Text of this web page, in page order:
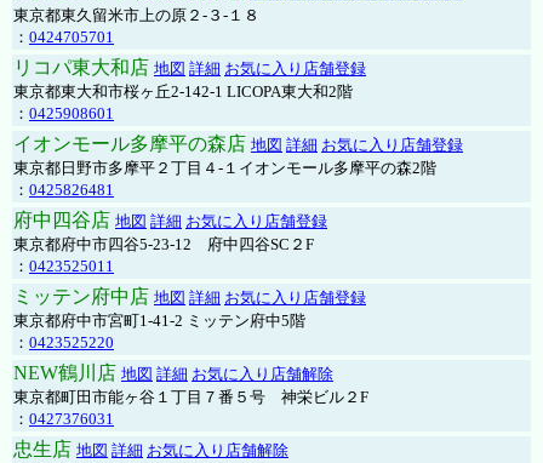
東京都東久留米市上の原２-３-１８
： 0424705701
リコパ東大和店 地図 詳細 お気に入り店舗登録
東京都東大和市桜ヶ丘2-142-1 LICOPA東大和2階
： 0425908601
イオンモール多摩平の森店 地図 詳細 お気に入り店舗登録
東京都日野市多摩平２丁目４-１イオンモール多摩平の森2階
： 0425826481
府中四谷店 地図 詳細 お気に入り店舗登録
東京都府中市四谷5-23-12 府中四谷SC２F
： 0423525011
ミッテン府中店 地図 詳細 お気に入り店舗登録
東京都府中市宮町1-41-2 ミッテン府中5階
： 0423525220
NEW鶴川店 地図 詳細 お気に入り店舗解除
東京都町田市能ヶ谷１丁目７番５号 神栄ビル２F
： 0427376031
忠生店 地図 詳細 お気に入り店舗解除